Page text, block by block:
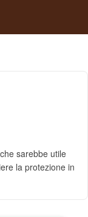
sarebbe utile
la protezione in